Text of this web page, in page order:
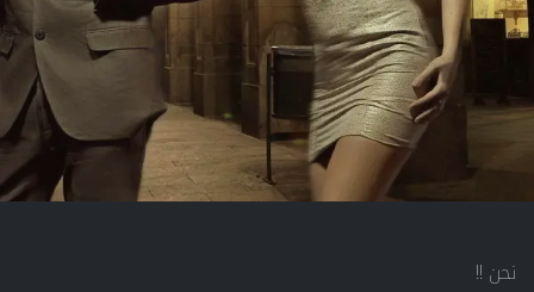
نحن !!